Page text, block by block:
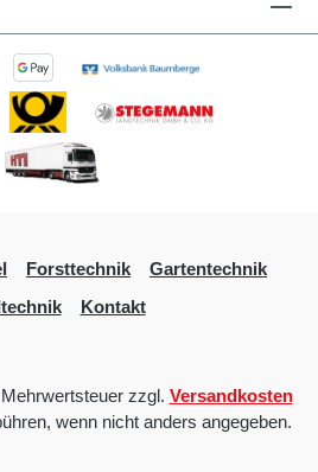
Forsttechnik
Gartentechnik
Kontakt
zzgl. Versandkosten
wenn nicht anders angegeben.